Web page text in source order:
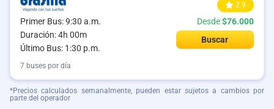
Primer Bus: 9:30 a.m.
Duración: 4h 00m
Último Bus: 1:30 p.m.
2.9
Desde$76.000
Buscar
7 buses por día
*Precios calculados semanalmente, pueden estar sujetos a cambios por
parte del operador